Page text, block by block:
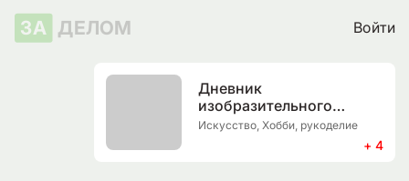
ЗА ДЕЛОМ Войти
Дневник
изобразительного
искусства
Искусство, Хобби, рукоделие
+ 4